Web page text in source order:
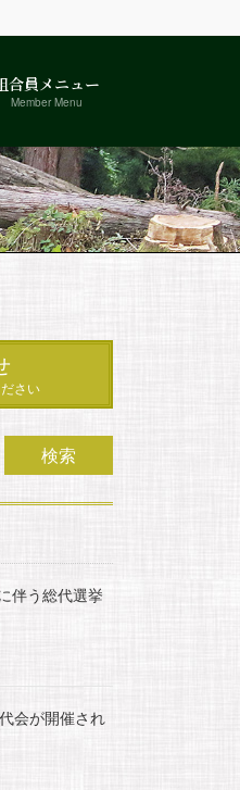
合員メニュー
Member Menu
さい
伴う総代選挙
会が開催され